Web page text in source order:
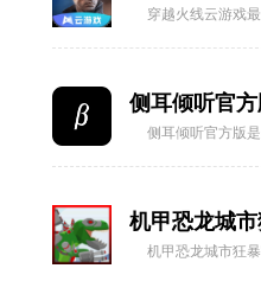
侧耳倾听官方
机甲恐龙城